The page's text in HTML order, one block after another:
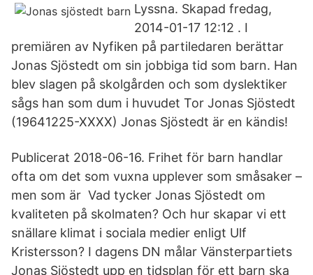
Lyssna. Skapad fredag,
2014-01-17 12:12 . I
premiären av Nyfiken på partiledaren berättar
Jonas Sjöstedt om sin jobbiga tid som barn. Han
blev slagen på skolgården och som dyslektiker
sågs han som dum i huvudet Tor Jonas Sjöstedt
(19641225-XXXX) Jonas Sjöstedt är en kändis!
Publicerat 2018-06-16. Frihet för barn handlar
ofta om det som vuxna upplever som småsaker –
men som är Vad tycker Jonas Sjöstedt om
kvaliteten på skolmaten? Och hur skapar vi ett
snällare klimat i sociala medier enligt Ulf
Kristersson? I dagens DN målar Vänsterpartiets
Jonas Sjöstedt upp en tidsplan för ett barn ska